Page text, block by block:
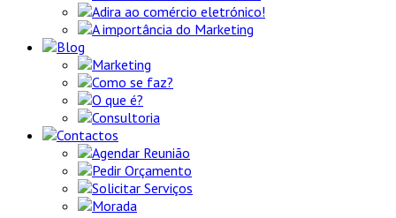
Adira ao comércio eletrónico!
A importância do Marketing
Blog
Marketing
Como se faz?
O que é?
Consultoria
Contactos
Agendar Reunião
Pedir Orçamento
Solicitar Serviços
Morada